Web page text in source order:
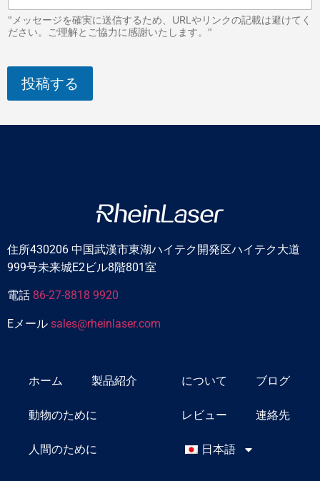
"メッセージを確実に送信するため、URLやリンクの記載は避けてく
ださい。ご理解とご協力に感謝いたします。"
投稿する
住所430206 中国武漢市東湖ハイテク開発区ハイテク大道
999号未来城E2ビル8階801室
電話 86-27-8818 9920
Eメール sales@rheinlaser.com
ホーム 製品紹介
動物のために
人間のために
について ブログ
レビュー 連絡先
日本語